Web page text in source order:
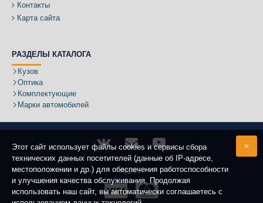
Контакты
Карта сайта
РАЗДЕЛЫ КАТАЛОГА
Кузов
Оптика
Комплектующие
Марки автомобилей
Адрес:
Этот сайт использует файлы cookies и сервисы сбора
технических данных посетителей (данные об IP-адресе,
местоположении и др.) для обеспечения работоспособности
и улучшения качества обслуживания. Продолжая
использовать наш сайт, вы автоматически соглашаетесь с